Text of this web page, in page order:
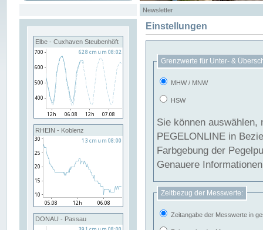
Newsletter
Elbe - Cuxhaven Steubenhöft
RHEIN - Koblenz
DONAU - Passau
Einstellungen
Grenzwerte für Unter- &
MHW / MNW
HSW
Sie können
PEGELONLINE in Beziehung
Farbgebung der
Genauere
Zeitbezug der Messwerte:
Zeitangabe der Messwerte in